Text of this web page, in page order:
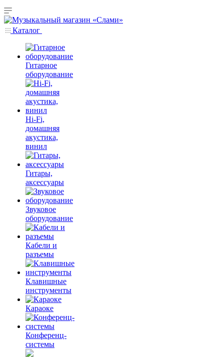
Каталог
Гитарное
оборудование
Hi-Fi,
домашняя
акустика,
винил
Гитары,
аксессуары
Звуковое
оборудование
Кабели и
разъемы
Клавишные
инструменты
Караоке
Конференц-
системы